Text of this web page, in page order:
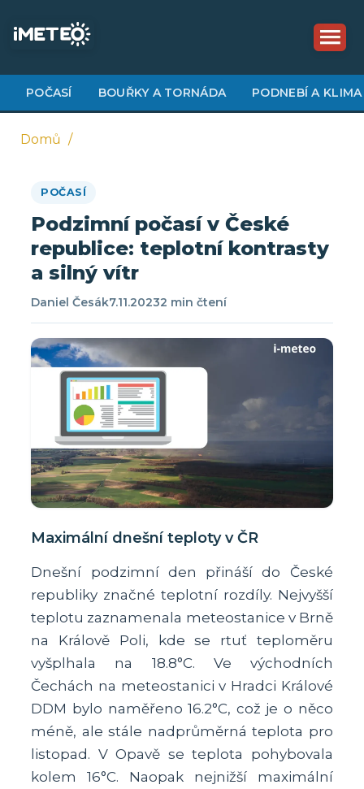
obsahu
POČASÍ BOUŘKY A TORNÁDA PODNEBÍ A KLIMA
navigace
Domů
POČASÍ
Podzimní počasí v České
republice: teplotní kontrasty
a silný vítr
Daniel Česák7.11.20232 min čtení
Maximální dnešní teploty v ČR
Dnešní podzimní den přináší do České
republiky značné teplotní rozdíly. Nejvyšší
teplotu zaznamenala meteostanice v Brně
na Králově Poli, kde se rtuť teploměru
vyšplhala na 18.8°C. Ve východních
Čechách na meteostanici v Hradci Králové
DDM bylo naměřeno 16.2°C, což je o něco
méně, ale stále nadprůměrná teplota pro
listopad. V Opavě se teplota pohybovala
kolem 16°C. Naopak nejnižší maximální